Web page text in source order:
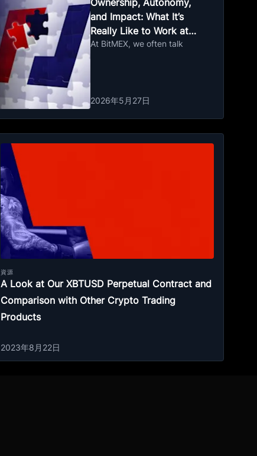
Ownership, Autonomy,
and Impact: What It’s
Really Like to Work at
BitMEX
At BitMEX, we often talk
2026年5月27日
資源
A Look at Our XBTUSD Perpetual Contract and
Comparison with Other Crypto Trading
Products
2023年8月22日